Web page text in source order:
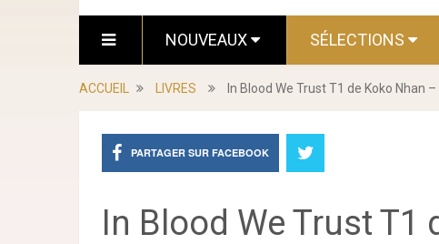
NOUVEAUX SÉLECTIONS
ACCUEIL LIVRES In Blood We Trust T1 de Koko Nhan
PARTAGER SUR FACEBOOK
In Blood We Trust T1